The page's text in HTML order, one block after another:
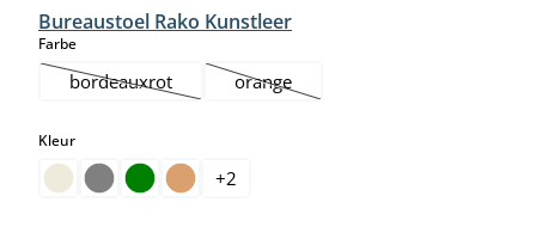
Bureaustoel Rako Kunstleer
Farbeselect
bordeauxrot
(Deze optie is momenteel niet beschikbaar.)
orange
(Deze optie is momenteel niet
Kleurselect
+2